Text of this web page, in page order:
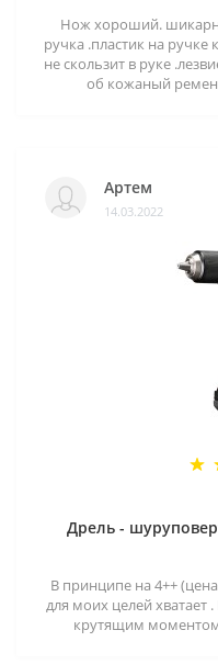
Нож хороший.
ручка .пластик на ручке
не скользит в руке
об кожаный
Артем
14.03.2022
Дрель -
В принципе на 4++
для моих целей
крутящим моментом